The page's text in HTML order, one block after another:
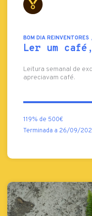
BOM DIA REINVENTORES
Ler um
Leitura semanal de
apreciavam café.
119% de 500€
Terminada a 26/09/